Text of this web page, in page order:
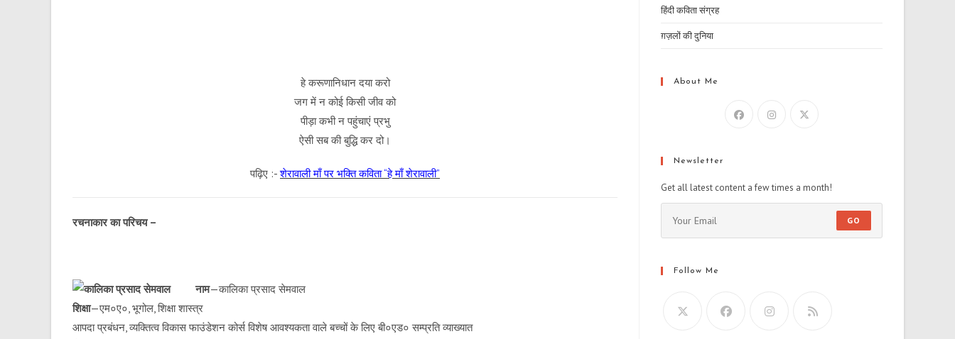
हे करूणानिधान दया करो
जग में न कोई किसी जीव को
पीड़ा कभी न पहुंचाएं प्रभु
ऐसी सब की बुद्धि कर दो।
पढ़िए :-शेरावाली माँ पर भक्ति कविता “हे माँ शेरावाली”
रचनाकार का परिचय –
नाम—कालिका प्रसाद सेमवाल
शिक्षा—एम०ए०, भूगोल, शिक्षा शास्त्र
आपदा प्रबंधन, व्यक्तित्व विकास फाउंडेशन कोर्स विशेष आवश्यकता वाले बच्चों के लिए बी०एड० सम्प्रति व्याख्यात
हिंदी कविता संग्रह
ग़ज़लों की दुनिया
About Me
Newsletter
Get all latest content a few times a month!
GO
Follow Me